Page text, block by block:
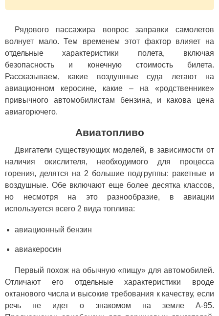
Рядового пассажира вопрос заправки самолетов
волнует мало. Тем временем этот фактор влияет на
отдельные характеристики полета, включая
безопасность и конечную стоимость билета.
Рассказываем, какие воздушные суда летают на
авиационном керосине, какие – на «родственнике»
привычного автомобилистам бензина, и какова цена
авиагорючего.
Авиатопливо
Двигатели существующих моделей, в зависимости от
наличия окислителя, необходимого для процесса
горения, делятся на 2 большие подгруппы: ракетные и
воздушные. Обе включают еще более десятка классов,
но несмотря на это разнообразие, в авиации
используется всего 2 вида топлива:
авиационный бензин
авиакеросин
Первый похож на обычную «пищу» для автомобилей.
Отличают его отдельные характеристики вроде
октанового числа и высокие требования к качеству, если
речь не идет о знакомом на земле А-95.